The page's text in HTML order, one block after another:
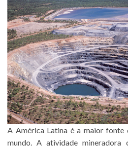
A América Latina é a maior fonte
mundo. A atividade mineradora